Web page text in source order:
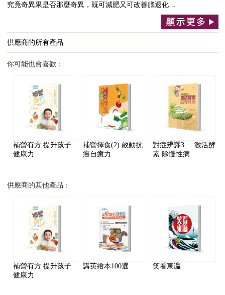
究竟奇異果是否那麼奇異，既可減肥又可改善腦退化…
供應商的所有產品
你可能也會喜歡：
補營有方 提升孩子
健康力
補營擇食(2) 啟動抗
癌自癒力
對症辨謬3──激活酵
素 除慢性病
供應商的其他產品：
補營有方 提升孩子
健康力
講英繪本100選 笑看東瀛